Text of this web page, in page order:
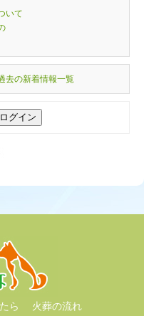
いて
去の新着情報一覧
ら 火葬の流れ